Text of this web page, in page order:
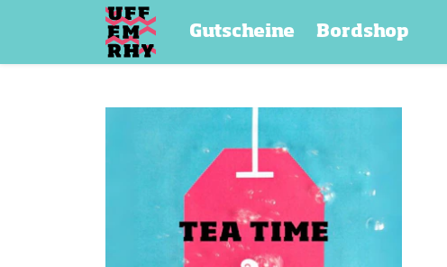
Gutscheine Bordshop